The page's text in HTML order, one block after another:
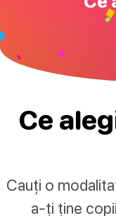
Ce
Cauți o
a-ți ține